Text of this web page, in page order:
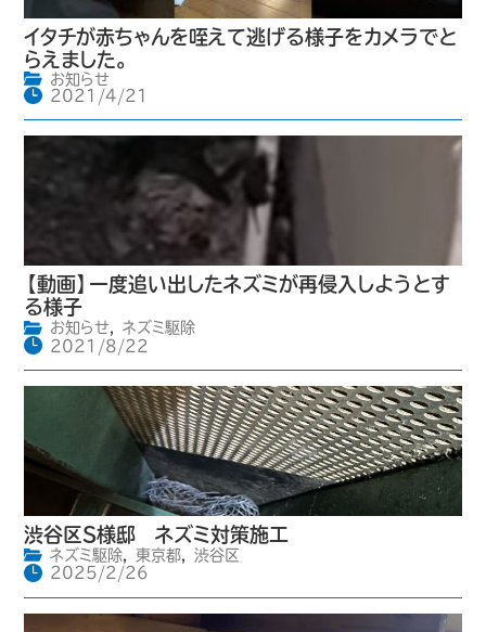
イタチが赤ちゃんを咥えて逃げる様子をカメラでと
らえました。
お知らせ
2021/4/21
【動画】一度追い出したネズミが再侵入しようとす
る様子
お知らせ,
ネズミ駆除
2021/8/22
渋谷区S様邸 ネズミ対策施工
ネズミ駆除, 東京都,
渋谷区
2025/2/26